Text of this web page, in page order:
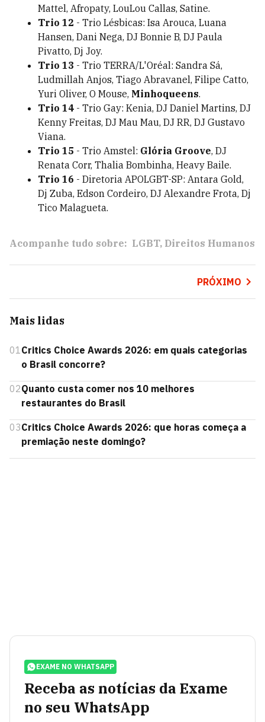
Mattel, Afropaty, LouLou Callas, Satine.
Trio 12 - Trio Lésbicas: Isa Arouca, Luana
Hansen, Dani Nega, DJ Bonnie B, DJ Paula
Pivatto, Dj Joy.
Trio 13 - Trio TERRA/L'Oréal: Sandra Sá,
Ludmillah Anjos, Tiago Abravanel, Filipe Catto,
Yuri Oliver, O Mouse, Minhoqueens.
Trio 14 - Trio Gay: Kenia, DJ Daniel Martins, DJ
Kenny Freitas, DJ Mau Mau, DJ RR, DJ Gustavo
Viana.
Trio 15 - Trio Amstel: Glória Groove, DJ
Renata Corr, Thalia Bombinha, Heavy Baile.
Trio 16 - Diretoria APOLGBT-SP: Antara Gold,
Dj Zuba, Edson Cordeiro, DJ Alexandre Frota, Dj
Tico Malagueta.
Acompanhe tudo sobre: LGBT Direitos Humanos
PRÓXIMO
Mais lidas
01Critics Choice Awards 2026: em quais categorias
o Brasil concorre?
02Quanto custa comer nos 10 melhores
restaurantes do Brasil
03Critics Choice Awards 2026: que horas começa a
premiação neste domingo?
EXAME NO WHATSAPP
Receba as notícias da Exame
no seu WhatsApp